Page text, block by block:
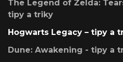
The Legend of Zelda:
tipy a triky
Hogwarts Legacy – tipy a
Dune: Awakening - tipy a